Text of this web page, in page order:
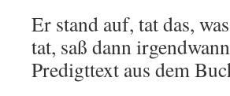
Er stand auf, tat das,
tat, saß dann
Predigttext aus dem